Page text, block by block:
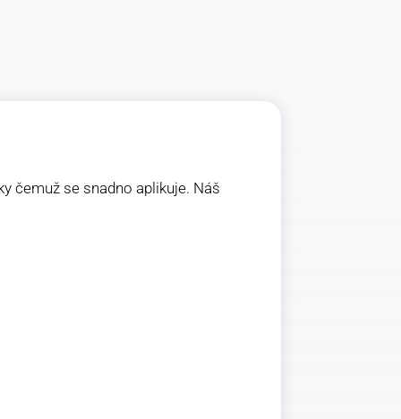
čemuž se snadno aplikuje. Náš